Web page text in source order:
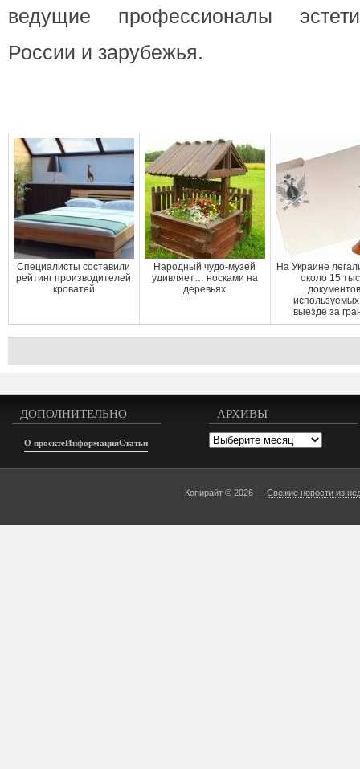
ведущие профессионалы
России и зарубежья.
Cпециалисты составили
рейтинг производителей
кроватей
Народный чудо-музей
удивляет… носками на
деревьях
На Украине
около 15
выезде за
ДОПОЛНИТЕЛЬНО
О проектеИнформацияСтатьи
АРХИВЫ
Архивы
Копирайт © 2026 —Свежие новости из